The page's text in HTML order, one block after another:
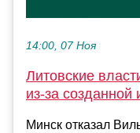
14:00, 07 Ноя
Литовские
из-за созданной
Минск отказал